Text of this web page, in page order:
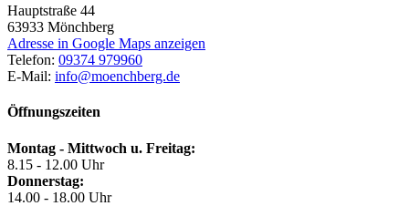
Hauptstraße 44
63933 Mönchberg
Adresse in Google Maps anzeigen
Telefon: 09374 979960
E-Mail: info@moenchberg.de
Öffnungszeiten
Montag - Mittwoch u. Freitag:
8.15 - 12.00 Uhr
Donnerstag:
14.00 - 18.00 Uhr